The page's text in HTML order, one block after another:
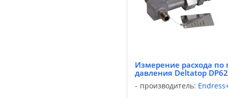
Измерение расхода по
давления Deltatop
производитель: